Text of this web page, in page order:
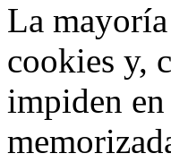
La
cookies y,
impiden